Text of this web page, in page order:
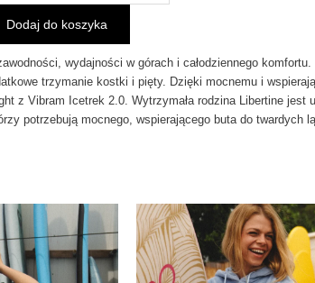
Dodaj do koszyka
wydajności w górach i całodziennego
trzymanie kostki i pięty. Dzięki mocnemu i
z Vibram Icetrek 2.0. Wytrzymała rodzina Libertine
potrzebują mocnego, wspierającego buta do twardych
Ten
produkt
ma
wiele